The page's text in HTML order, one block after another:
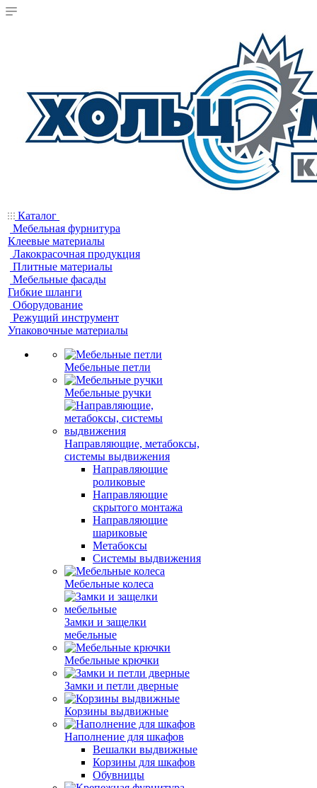
Каталог
Мебельная фурнитура
Клеевые материалы
Лакокрасочная продукция
Плитные материалы
Мебельные фасады
Гибкие шланги
Оборудование
Режущий инструмент
Упаковочные материалы
Мебельные петли
Мебельные ручки
Направляющие, метабоксы,
системы выдвижения
Направляющие
роликовые
Направляющие
скрытого монтажа
Направляющие
шариковые
Метабоксы
Системы выдвижения
Мебельные колеса
Замки и защелки
мебельные
Мебельные крючки
Замки и петли дверные
Корзины выдвижные
Наполнение для шкафов
Вешалки выдвижные
Корзины для шкафов
Обувницы